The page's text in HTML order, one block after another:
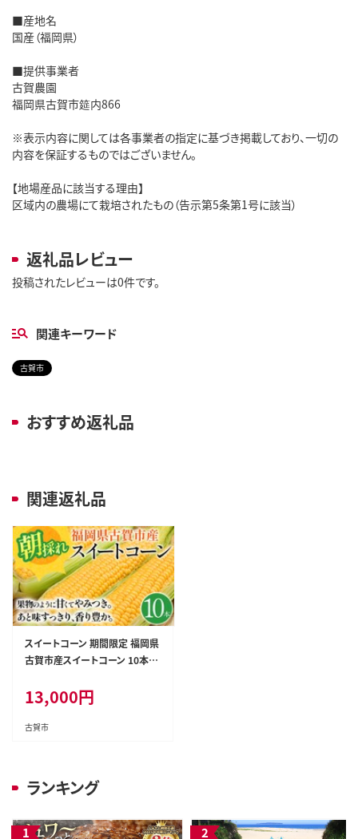
■産地名
国産（福岡県）
■提供事業者
古賀農園
福岡県古賀市筵内866
※表示内容に関しては各事業者の指定に基づき掲載しており、一切の
内容を保証するものではございません。
【地場産品に該当する理由】
区域内の農場にて栽培されたもの（告示第5条第1号に該当）
返礼品レビュー
投稿されたレビューは0件です。
関連キーワード
古賀市
おすすめ返礼品
関連返礼品
スイートコーン 期間限定 福岡県
古賀市産スイートコーン 10本 と
ルーツ並 生 野菜 旬 九州産 福
岡県産 ジューシー トウモロコシ
高糖度 農家直送【6月中下旬～7
13,000円
古賀市
ランキング